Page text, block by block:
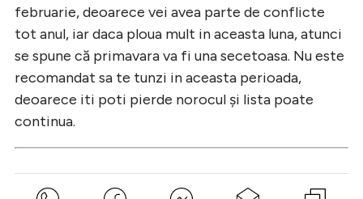
februarie, deoarece vei avea parte de conflicte
tot anul, iar daca ploua mult in aceasta luna, atunci
se spune că primavara va fi una secetoasa. Nu este
recomandat sa te tunzi in aceasta perioada,
deoarece iti poti pierde norocul și lista poate
continua.